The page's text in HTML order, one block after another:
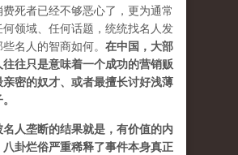
死者已经不够恶心了，更为通常
何领域、任何话题，统统找名人发
名人的智商如何。 在中国，大部
往只是意味着一个成功的营销贩
密的奴才、或者最擅长讨好浅薄
名人垄断的结果就是，有价值的内
卦烂俗严重稀释了事件本身真正